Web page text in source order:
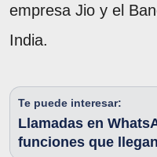
empresa Jio y el
India.
Te puede interesar:
Llamadas en
funciones que llegan